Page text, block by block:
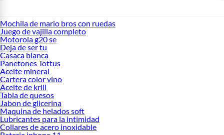
Mochila de mario bros con ruedas
Juego de vajilla completo
Motorola g20 se
Deja de ser tu
Casaca blanca
Panetones Tottus
Aceite mineral
Cartera color vino
Aceite de krill
Tabla de quesos
Jabon de glicerina
Maquina de helados soft
Lubricantes para la intimidad
Collares de acero inoxidable